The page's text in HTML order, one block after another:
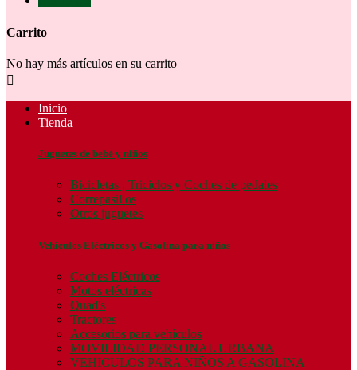
Carrito
No hay más artículos en su carrito

Inicio
Tienda
Juguetes de bebé y niños
Bicicletas , Triciclos y Coches de pedales
Correpasillos
Otros juguetes
Vehículos Eléctricos y Gasolina para niños
Coches Eléctricos
Motos eléctricas
Quad's
Tractores
Accesorios para vehículos
MOVILIDAD PERSONAL URBANA
VEHICULOS PARA NIÑOS A GASOLINA